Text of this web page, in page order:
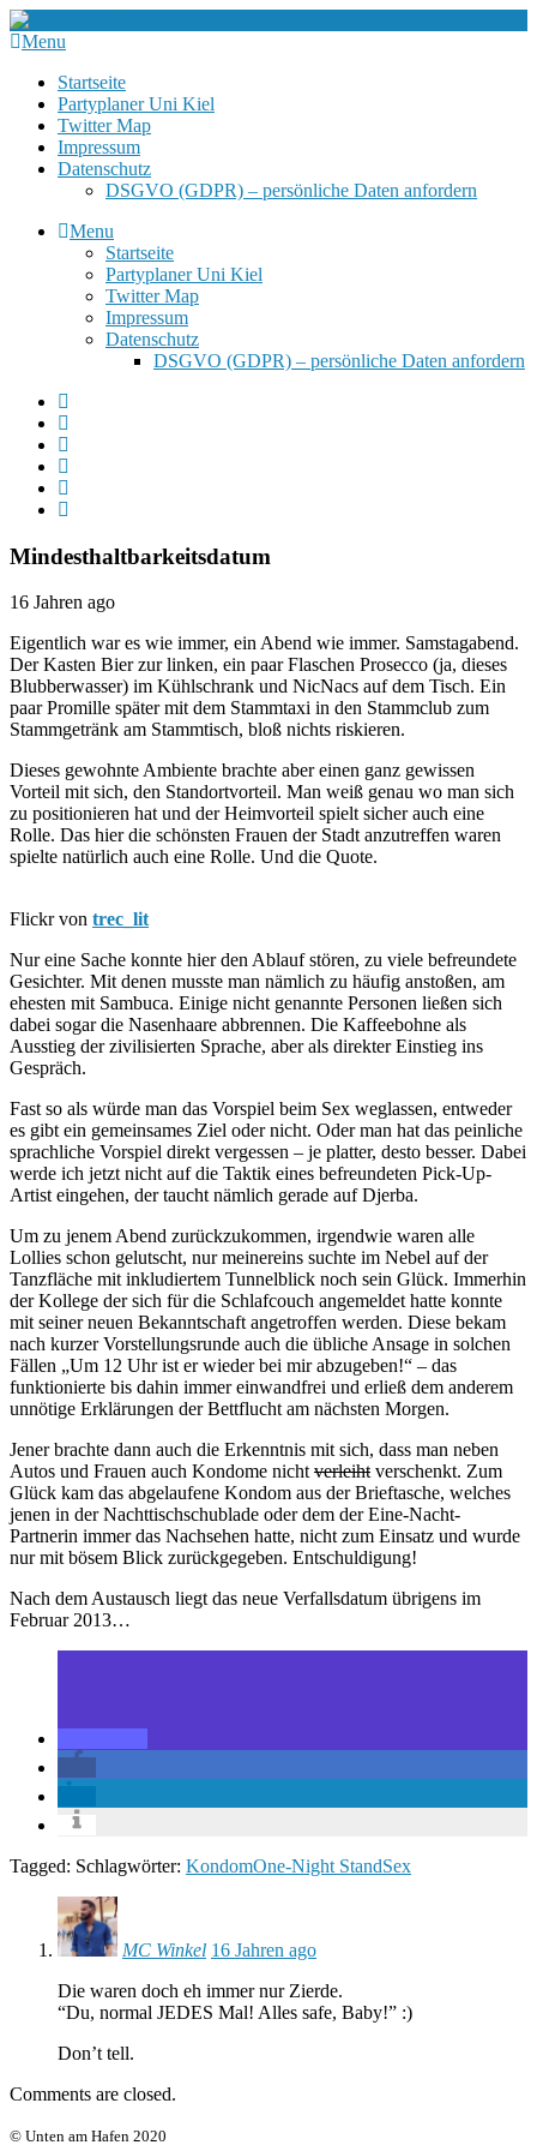
Menu
Startseite
Partyplaner Uni Kiel
Twitter Map
Impressum
Datenschutz
DSGVO (GDPR) – persönliche Daten anfordern
Menu
Startseite
Partyplaner Uni Kiel
Twitter Map
Impressum
Datenschutz
DSGVO (GDPR) – persönliche Daten anfordern
Mindesthaltbarkeitsdatum
16 Jahren ago
Eigentlich war es wie immer, ein Abend wie immer. Samstagabend.
Der Kasten Bier zur linken, ein paar Flaschen Prosecco (ja, dieses
Blubberwasser) im Kühlschrank und NicNacs auf dem Tisch. Ein
paar Promille später mit dem Stammtaxi in den Stammclub zum
Stammgetränk am Stammtisch, bloß nichts riskieren.
Dieses gewohnte Ambiente brachte aber einen ganz gewissen
Vorteil mit sich, den Standortvorteil. Man weiß genau wo man sich
zu positionieren hat und der Heimvorteil spielt sicher auch eine
Rolle. Das hier die schönsten Frauen der Stadt anzutreffen waren
spielte natürlich auch eine Rolle. Und die Quote.
Flickr von trec_lit
Nur eine Sache konnte hier den Ablauf stören, zu viele befreundete
Gesichter. Mit denen musste man nämlich zu häufig anstoßen, am
ehesten mit Sambuca. Einige nicht genannte Personen ließen sich
dabei sogar die Nasenhaare abbrennen. Die Kaffeebohne als
Ausstieg der zivilisierten Sprache, aber als direkter Einstieg ins
Gespräch.
Fast so als würde man das Vorspiel beim Sex weglassen, entweder
es gibt ein gemeinsames Ziel oder nicht. Oder man hat das peinliche
sprachliche Vorspiel direkt vergessen – je platter, desto besser. Dabei
werde ich jetzt nicht auf die Taktik eines befreundeten Pick-Up-
Artist eingehen, der taucht nämlich gerade auf Djerba.
Um zu jenem Abend zurückzukommen, irgendwie waren alle
Lollies schon gelutscht, nur meinereins suchte im Nebel auf der
Tanzfläche mit inkludiertem Tunnelblick noch sein Glück. Immerhin
der Kollege der sich für die Schlafcouch angemeldet hatte konnte
mit seiner neuen Bekanntschaft angetroffen werden. Diese bekam
nach kurzer Vorstellungsrunde auch die übliche Ansage in solchen
Fällen „Um 12 Uhr ist er wieder bei mir abzugeben!“ – das
funktionierte bis dahin immer einwandfrei und erließ dem anderem
unnötige Erklärungen der Bettflucht am nächsten Morgen.
Jener brachte dann auch die Erkenntnis mit sich, dass man neben
Autos und Frauen auch Kondome nichtverleihtverschenkt. Zum
Glück kam das abgelaufene Kondom aus der Brieftasche, welches
jenen in der Nachttischschublade oder dem der Eine-Nacht-
Partnerin immer das Nachsehen hatte, nicht zum Einsatz und wurde
nur mit bösem Blick zurückgegeben. Entschuldigung!
Nach dem Austausch liegt das neue Verfallsdatum übrigens im
Februar 2013…
Tagged: Schlagwörter: KondomOne-Night StandSex
MC Winkel 16 Jahren ago
Die waren doch eh immer nur Zierde.
“Du, normal JEDES Mal! Alles safe, Baby!” :)
Don’t tell.
Comments are closed.
© Unten am Hafen 2020